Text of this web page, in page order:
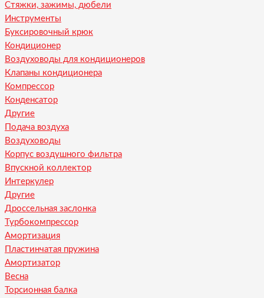
Стяжки, зажимы, дюбели
Инструменты
Буксировочный крюк
Кондиционер
Воздуховоды для кондиционеров
Клапаны кондиционера
Компрессор
Конденсатор
Другие
Подача воздуха
Воздуховоды
Корпус воздушного фильтра
Впускной коллектор
Интеркулер
Другие
Дроссельная заслонка
Турбокомпрессор
Амортизация
Пластинчатая пружина
Амортизатор
Весна
Торсионная балка